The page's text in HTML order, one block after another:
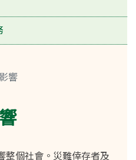
響
整個社會。災難倖存者及